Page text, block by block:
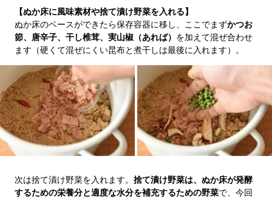
【ぬか床に風味素材や捨て漬け野菜を入れる】
ぬか床のベースができたら保存容器に移し、ここでまずかつお
節、唐辛子、干し椎茸、実山椒（あれば） を加えて混ぜ合わせ
ます（硬くて混ぜにくい昆布と煮干しは最後に入れます）。
次は捨て漬け野菜を入れます。 捨て漬け野菜は、ぬか床が発酵
するための栄養分と適度な水分を補充するための野菜で、今回